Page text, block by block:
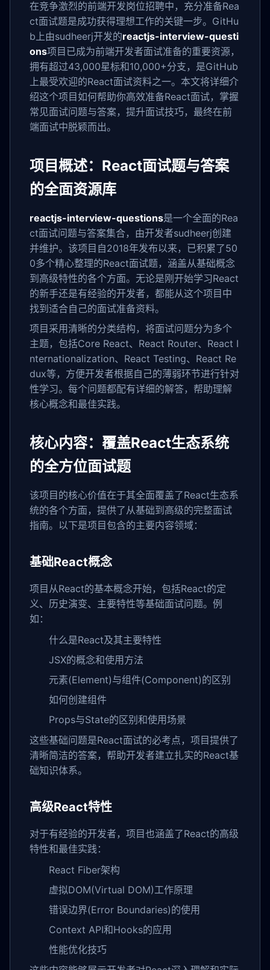
在竞争激烈的前端开发岗位招聘中，充分准备Rea
ct面试题是成功获得理想工作的关键一步。GitHu
b上由sudheerj开发的reactjs-interview-questi
ons项目已成为前端开发者面试准备的重要资源，
拥有超过43,000星标和10,000+分支，是GitHub
上最受欢迎的React面试资料之一。本文将详细介
绍这个项目如何帮助你高效准备React面试，掌握
常见面试问题与答案，提升面试技巧，最终在前
端面试中脱颖而出。
项目概述：React面试题与答案
的全面资源库
reactjs-interview-questions是一个全面的Rea
ct面试问题与答案集合，由开发者sudheerj创建
并维护。该项目自2018年发布以来，已积累了50
0多个精心整理的React面试题，涵盖从基础概念
到高级特性的各个方面。无论是刚开始学习React
的新手还是有经验的开发者，都能从这个项目中
找到适合自己的面试准备资料。
项目采用清晰的分类结构，将面试问题分为多个
主题，包括Core React、React Router、React I
nternationalization、React Testing、React Re
dux等，方便开发者根据自己的薄弱环节进行针对
性学习。每个问题都配有详细的解答，帮助理解
核心概念和最佳实践。
核心内容：覆盖React生态系统
的全方位面试题
该项目的核心价值在于其全面覆盖了React生态系
统的各个方面，提供了从基础到高级的完整面试
指南。以下是项目包含的主要内容领域：
基础React概念
项目从React的基本概念开始，包括React的定
义、历史演变、主要特性等基础面试问题。例
如：
什么是React及其主要特性
JSX的概念和使用方法
元素(Element)与组件(Component)的区别
如何创建组件
Props与State的区别和使用场景
这些基础问题是React面试的必考点，项目提供了
清晰简洁的答案，帮助开发者建立扎实的React基
础知识体系。
高级React特性
对于有经验的开发者，项目也涵盖了React的高级
特性和最佳实践：
React Fiber架构
虚拟DOM(Virtual DOM)工作原理
错误边界(Error Boundaries)的使用
Context API和Hooks的应用
性能优化技巧